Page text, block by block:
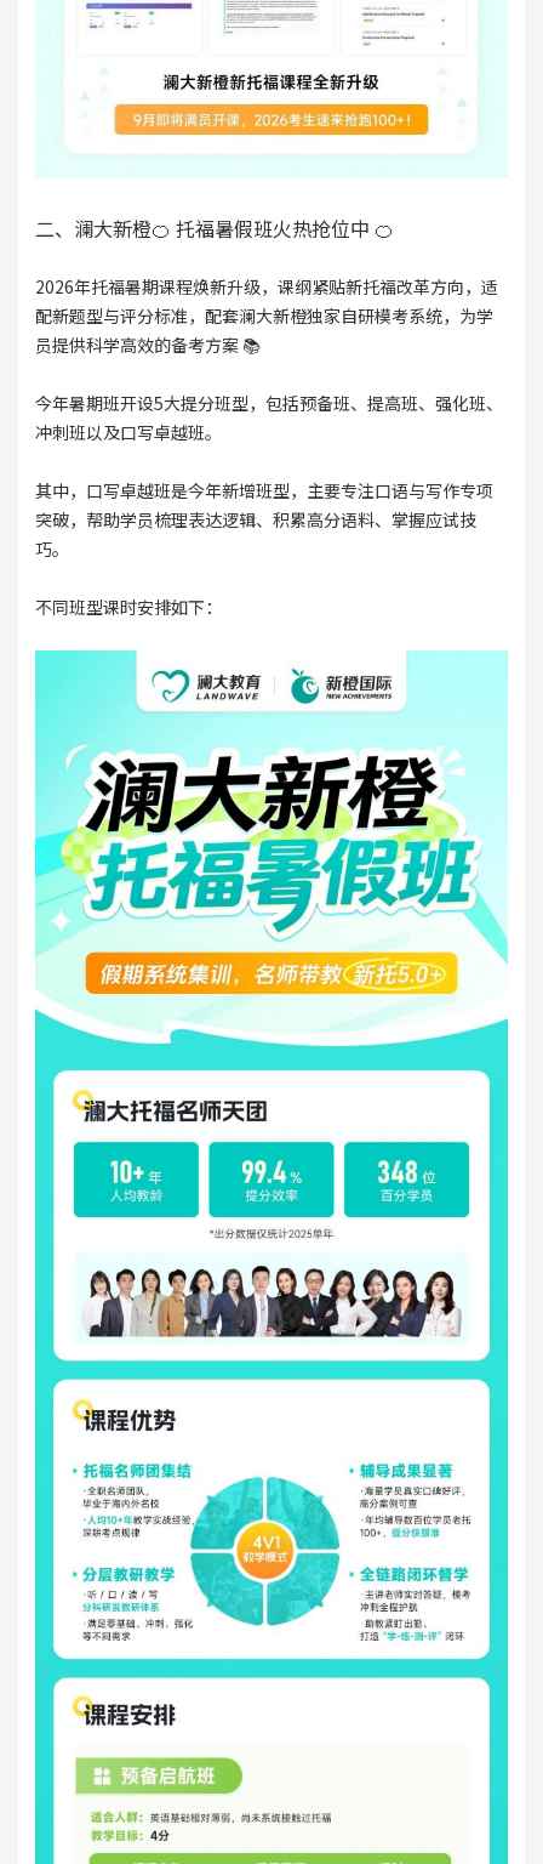
二、澜大新橙🍊 托福暑假班火热抢位中 🍊
2026年托福暑期课程焕新升级，课纲紧贴新托福改革方向，适
配新题型与评分标准，配套澜大新橙独家自研模考系统，为学
员提供科学高效的备考方案 📚
今年暑期班开设5大提分班型，包括预备班、提高班、强化班、
冲刺班以及口写卓越班。
其中，口写卓越班是今年新增班型，主要专注口语与写作专项
突破，帮助学员梳理表达逻辑、积累高分语料、掌握应试技
巧。
不同班型课时安排如下：